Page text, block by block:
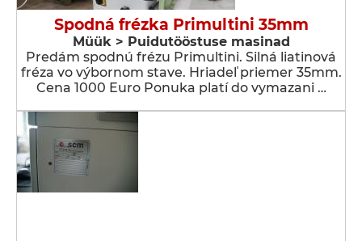
Spodná frézka Primultini 35mm
Müük > Puidutööstuse masinad
Predám spodnú frézu Primultini. Silná liatinová
fréza vo výbornom stave. Hriadeľ priemer 35mm.
Cena 1000 Euro Ponuka platí do vymazani …